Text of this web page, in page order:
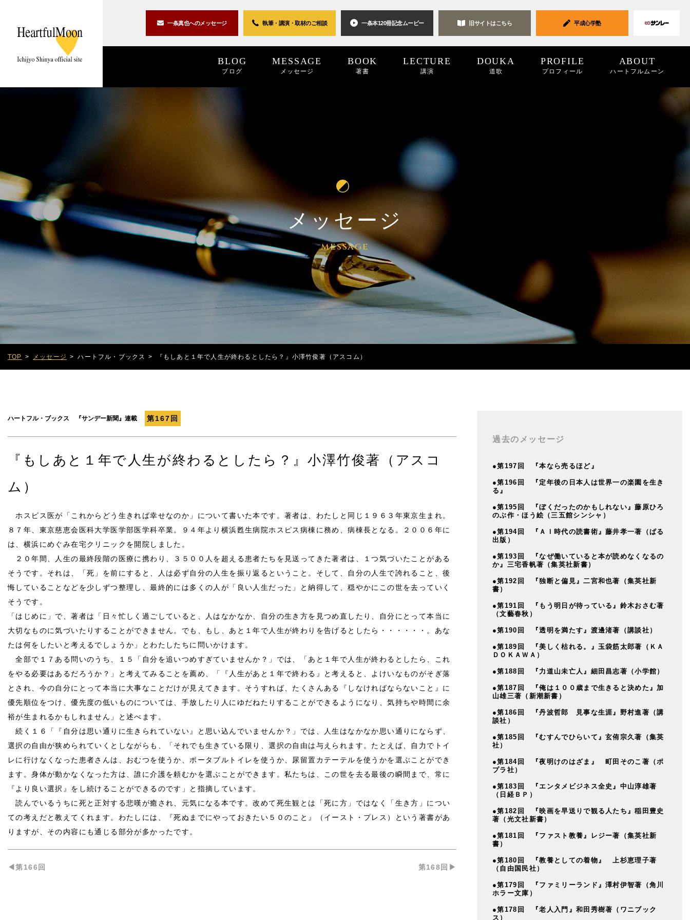
BLOG
ブログ
MESSAGE
メッセージ
BOOK
著書
LECTURE
講演
DOUKA
道歌
PROFILE
プロフィール
ABOUT
ハートフルムーン
一条真也へのメッセージ 執筆・講演・取材のご相談 一条本120冊記念ムービー 旧サイトはこちら 平成心学塾
メッセージ
message
TOP メッセージ ハートフル・ブックス 『もしあと１年で人生が終わるとしたら？』小澤竹俊著（アスコム）
ハートフル・ブックス 『サンデー新聞』連載 第167回
『もしあと１年で人生が終わるとしたら？』小澤竹俊著（アスコ
ム）
ホスピス医が「これからどう生きれば幸せなのか」について書いた本です。著者は、わたしと同じ１９６３年東京生まれ。
８７年、東京慈恵会医科大学医学部医学科卒業。９４年より横浜甦生病院ホスピス病棟に務め、病棟長となる。２００６年に
は、横浜にめぐみ在宅クリニックを開院しました。
２０年間、人生の最終段階の医療に携わり、３５００人を超える患者たちを見送ってきた著者は、１つ気づいたことがある
そうです。それは、「死」を前にすると、人は必ず自分の人生を振り返るということ。そして、自分の人生で誇れること、後
悔していることなどを少しずつ整理し、最終的には多くの人が「良い人生だった」と納得して、穏やかにこの世を去っていく
そうです。
「はじめに」で、著者は「日々忙しく過ごしていると、人はなかなか、自分の生き方を見つめ直したり、自分にとって本当に
大切なものに気づいたりすることができません。でも、もし、あと１年で人生が終わりを告げるとしたら・・・・・・。あな
たは何をしたいと考えるでしょうか」とわたしたちに問いかけます。
全部で１７ある問いのうち、１５「自分を追いつめすぎていませんか？」では、「あと１年で人生が終わるとしたら、これ
をやる必要はあるだろうか？」と考えてみることを薦め、「『人生があと１年で終わる』と考えると、よけいなものがそぎ落
とされ、今の自分にとって本当に大事なことだけが見えてきます。そうすれば、たくさんある『しなければならないこと』に
優先順位をつけ、優先度の低いものについては、手放したり人にゆだねたりすることができるようになり、気持ちや時間に余
裕が生まれるかもしれません」と述べます。
続く１６「『自分は思い通りに生きられていない』と思い込んでいませんか？」では、人生はなかなか思い通りにならず、
選択の自由が狭められていくとしながらも、「それでも生きている限り、選択の自由は与えられます。たとえば、自力でトイ
レに行けなくなった患者さんは、おむつを使うか、ポータブルトイレを使うか、尿留置カテーテルを使うかを選ぶことができ
ます。身体が動かなくなった方は、誰に介護を頼むかを選ぶことができます。私たちは、この世を去る最後の瞬間まで、常に
『より良い選択』をし続けることができるのです」と指摘しています。
読んでいるうちに死と正対する悲嘆が癒され、元気になる本です。改めて死生観とは「死に方」ではなく「生き方」につい
ての考えだと教えてくれます。わたしには、『死ぬまでにやっておきたい５０のこと』（イースト・プレス）という著書があ
りますが、その内容にも通じる部分が多かったです。
◀︎第166回 第168回▶︎
過去のメッセージ
●第12回 『悼む人』天童荒太著（文藝春秋）
か？』 ニューヨーク・サン新聞「社説」中村妙子
●第7回 『ハリー・ポッターと死の秘宝』（上・
下） Ｊ・Ｋ・ローリング著（静山社）
●第6回 『娘よ、ここが長崎です』（新装版） 筒
●第5回 『おとなになれなかった弟たちに…』米倉
斉加年著（偕成社）
●第2回 『星の王子さま』サン＝テグジュペリ著
（岩波書店ほか）
●第1回 「本を読んで心を太らせよう！」
●第197回 『本なら売るほど』
●第196回 『定年後の日本人は世界一の楽園を生き
る』
●第195回 『ぼくだったのかもしれない』藤原ひろ
のぶ作・ほう絵（三五館シンシャ）
●第194回 『ＡＩ時代の読書術』藤井孝一著（ぱる
出版）
●第193回 『なぜ働いていると本が読めなくなるの
か』三宅香帆著（集英社新書）
●第192回 『独断と偏見』二宮和也著（集英社新
書）
●第191回 『もう明日が待っている』鈴木おさむ著
（文藝春秋）
●第190回 『透明を満たす』渡邊渚著（講談社）
●第189回 『美しく枯れる。』玉袋筋太郎著（ＫＡ
ＤＯＫＡＷＡ）
●第188回 『力道山未亡人』細田昌志著（小学館）
●第187回 『俺は１００歳まで生きると決めた』加
山雄三著（新潮新書）
●第186回 『丹波哲郎 見事な生涯』野村進著（講
談社）
●第185回 『むすんでひらいて』玄侑宗久著（集英
社）
●第184回 『夜明けのはざま』 町田そのこ著（ポ
プラ社）
●第183回 『エンタメビジネス全史』中山淳雄著
（日経ＢＰ）
●第182回 『映画を早送りで観る人たち』稲田豊史
著（光文社新書）
●第181回 『ファスト教養』レジー著（集英社新
書）
●第180回 『教養としての着物』 上杉恵理子著
（自由国民社）
●第179回 『ファミリーランド』澤村伊智著（角川
ホラー文庫）
●第178回 『老人入門』和田秀樹著（ワニブック
ス）